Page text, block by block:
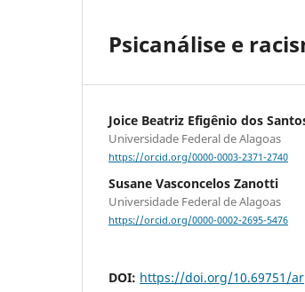
Psicanálise e
Joice Beatriz Efigênio dos
Universidade Federal de Alagoas
https://orcid.org/0000-0003-2371-2740
Susane Vasconcelos Zanotti
Universidade Federal de Alagoas
https://orcid.org/0000-0002-2695-5476
DOI: https://doi.org/10.69751/